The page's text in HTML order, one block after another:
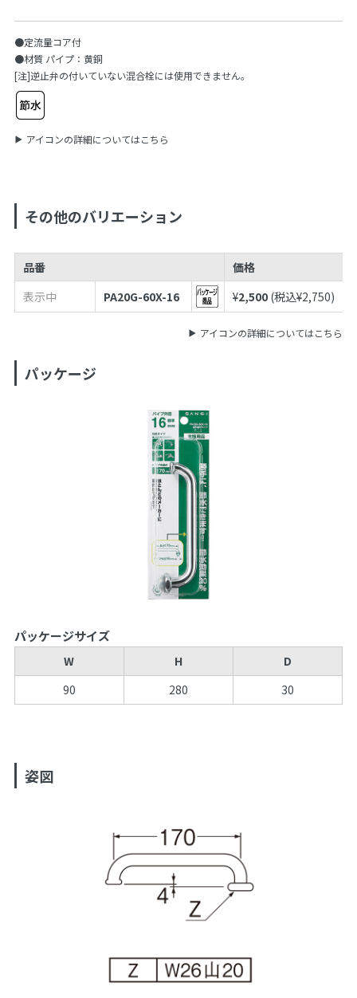
●定流量コア付
●材質 パイプ：黄銅
[注]逆止弁の付いていない混合栓には使用できません。
アイコンの詳細についてはこちら
その他のバリエーション
品番 価格
表示中
PA20G-60X-16 ¥2,500 (税込¥2,750)
アイコンの詳細についてはこちら
パッケージ
パッケージサイズ
W H
D
90
280 30
姿図